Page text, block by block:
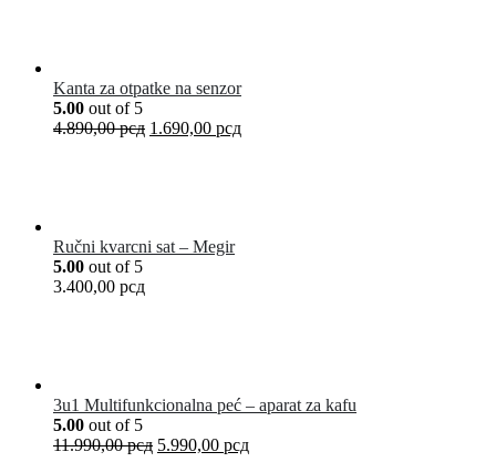
Kanta za otpatke na senzor
5.00 out of 5
4.890,00рсд 1.690,00 рсд
Ručni kvarcni sat – Megir
5.00 out of 5
3.400,00 рсд
3u1 Multifunkcionalna peć – aparat za kafu
5.00 out of 5
11.990,00рсд 5.990,00 рсд